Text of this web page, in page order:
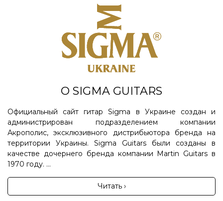
О SIGMA GUITARS
Официальный сайт гитар Sigma в Украине создан и
администрирован подразделением компании
Акрополис, эксклюзивного дистрибьютора бренда на
территории Украины. Sigma Guitars были созданы в
качестве дочернего бренда компании Martin Guitars в
1970 году. ...
Читать ›